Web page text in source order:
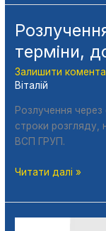
терміни,
Залишити
Віталій
Розлучення через
строки розгляду,
ВСП ГРУП.
Розлучення
Україні
через
суд:
терміни,
порядок
Читати далі »